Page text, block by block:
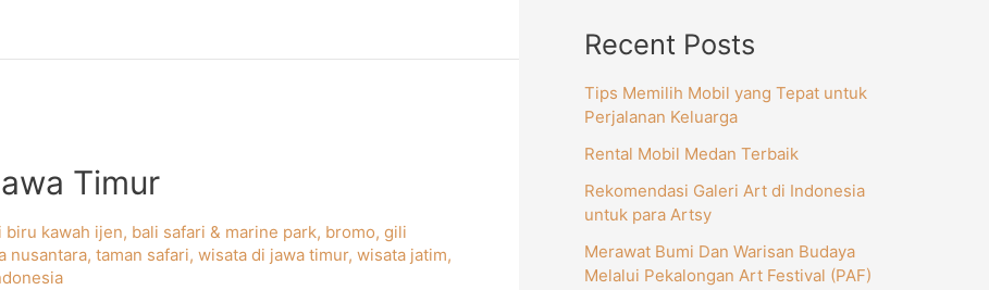
Timur
biru kawah ijen, bali safari & marine park, bromo, gili
nusantara, taman safari, wisata di jawa timur, wisata jatim,
Recent Posts
Tips Memilih Mobil yang Tepat untuk
Perjalanan Keluarga
Rental Mobil Medan Terbaik
Rekomendasi Galeri Art di Indonesia
untuk para Artsy
Merawat Bumi Dan Warisan Budaya
Melalui Pekalongan Art Festival (PAF)